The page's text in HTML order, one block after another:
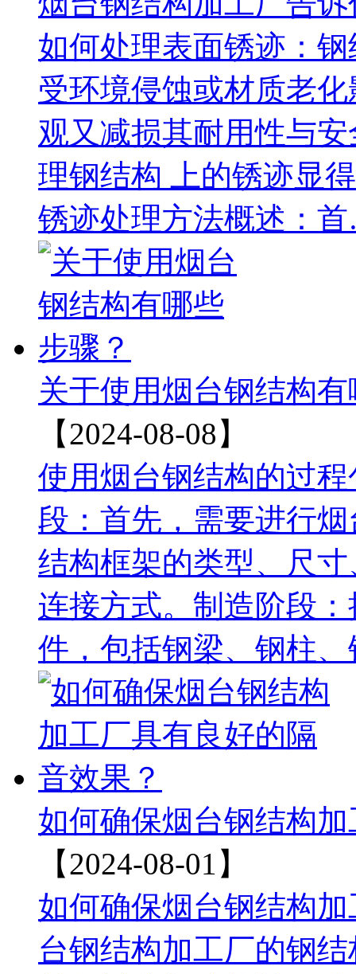
如何处理表面锈迹：
受环境侵蚀或材质老
观又减损其耐用性与
理钢结构 上的锈迹显
锈迹处理方法概述：
关于使用烟台钢结构
【2024-08-08】
使用烟台钢结构的过
段：‌首先，‌需要进行
结构框架的类型、‌尺
连接方式。‌制造阶段
件，‌包括钢梁、‌钢柱
如何确保烟台钢结构
【2024-08-01】
如何确保烟台钢结构
台钢结构加工厂的钢